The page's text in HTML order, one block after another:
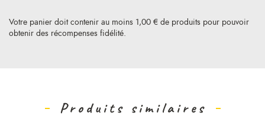
Votre panier doit contenir au moins 1,00 € de produits pour pouvoir
obtenir des récompenses fidélité.
Produits similaires